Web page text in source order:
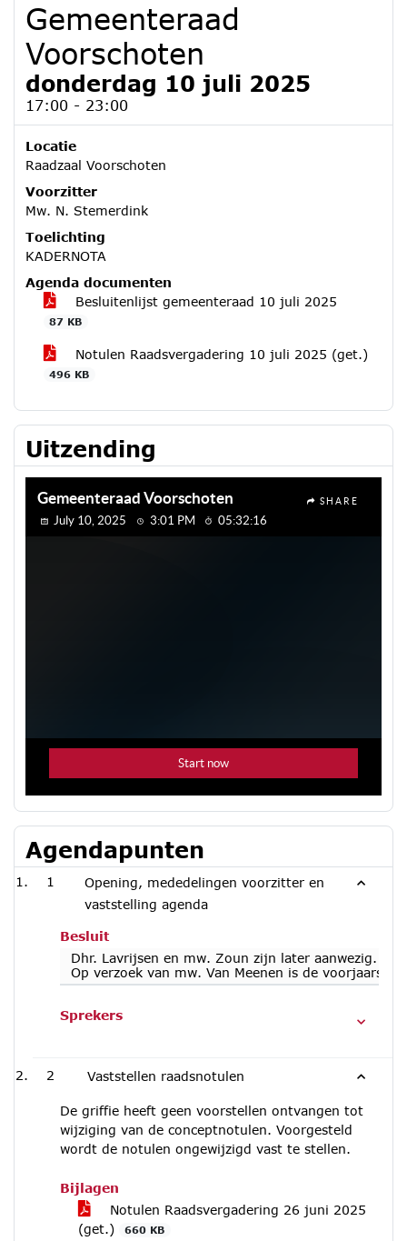
Gemeenteraad
Voorschoten
donderdag 10 juli 2025
17:00 - 23:00
Locatie
Raadzaal Voorschoten
Voorzitter
Mw. N. Stemerdink
Toelichting
KADERNOTA
Agenda documenten
Besluitenlijst gemeenteraad 10 juli 2025
87 KB
Notulen Raadsvergadering 10 juli 2025 (get.)
496 KB
Uitzending
Agendapunten
1
Opening, mededelingen voorzitter en
vaststelling agenda
Besluit
Dhr. Lavrijsen en mw. Zoun zijn later aanwezig.
Op verzoek van mw. Van Meenen is de
Sprekers
2 Vaststellen raadsnotulen
De griffie heeft geen voorstellen ontvangen tot
wijziging van de conceptnotulen. Voorgesteld
wordt de notulen ongewijzigd vast te stellen.
Bijlagen
Notulen Raadsvergadering 26 juni 2025
(get.)
660 KB